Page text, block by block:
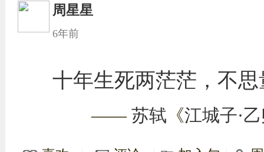
周星星
6年前
十年生死两茫茫，不
—— 苏轼 《江城子·